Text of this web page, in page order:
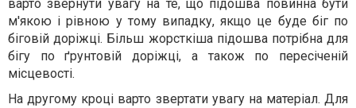
варто звернути увагу на те, що підошва повинна бути
м'якою і рівною у тому випадку, якщо це буде біг по
біговій доріжці. Більш жорсткіша підошва потрібна для
бігу по ґрунтовій доріжці, а також по пересіченій
місцевості.
На другому кроці варто звертати увагу на матеріал. Для